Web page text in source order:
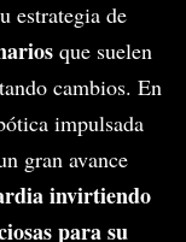
estrategia de
que suelen
cambios. En
impulsada
gran avance
invirtiendo
para su